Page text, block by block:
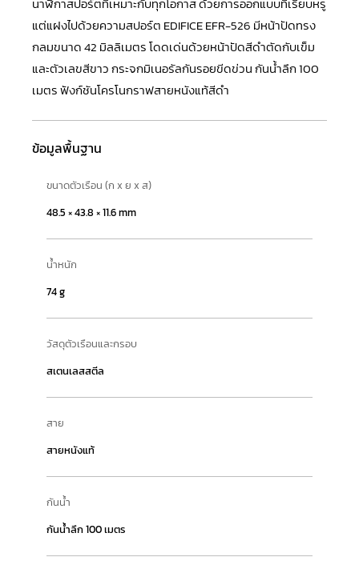
นาฬิกาสปอร์ตที่เหมาะกับทุกโอกาส ด้วยการออกแบบที่เรียบหรู
แต่แฝงไปด้วยความสปอร์ต EDIFICEEFR-526 มีหน้าปัดทรง
กลมขนาด 42 มิลลิเมตร โดดเด่นด้วยหน้าปัดสีดำตัดกับเข็ม
และตัวเลขสีขาว กระจกมิเนอรัลกันรอยขีดข่วน กันน้ำลึก 100
เมตร ฟังก์ชันโครโนกราฟสายหนังแท้สีดำ
ข้อมูลพื้นฐาน
ขนาดตัวเรือน (ก x ย x ส)
48.5 × 43.8 × 11.6 mm
น้ำหนัก
74 g
วัสดุตัวเรือนและกรอบ
สเตนเลสสตีล
สาย
สายหนังแท้
กันน้ำ
กันน้ำลึก 100 เมตร